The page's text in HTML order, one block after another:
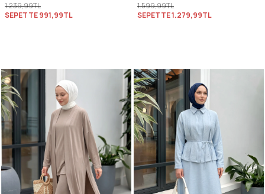
1.239,99TL
SEPETTE991,99TL
1.599,99TL
SEPETTE1.279,99TL